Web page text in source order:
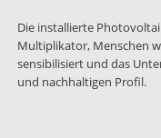
Die installierte
Multiplikator, Menschen
sensibilisiert und das
und nachhaltigen Profil.